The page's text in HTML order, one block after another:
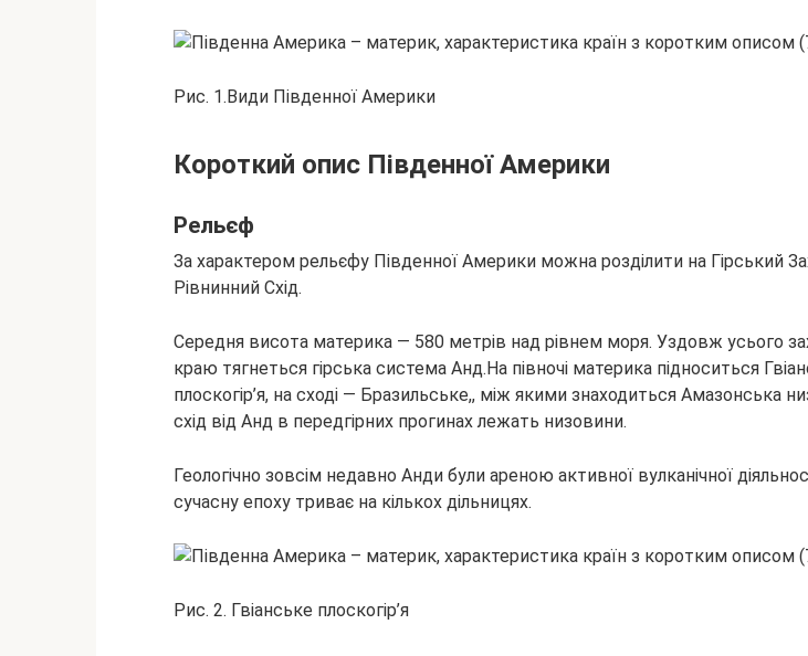
Рис. 1.Види Південної Америки
Короткий опис Південної Америки
Рельєф
За характером рельєфу Південної Америки можна розділити на Гірський
Рівнинний Схід.
Середня висота материка — 580 метрів над рівнем моря. Уздовж усього
краю тягнеться гірська система Анд.На півночі материка підноситься
плоскогір’я, на сході — Бразильське,, між якими знаходиться Амазонська
схід від Анд в передгірних прогинах лежать низовини.
Геологічно зовсім недавно Анди були ареною активної вулканічної
сучасну епоху триває на кількох дільницях.
Рис. 2. Гвіанське плоскогір’я